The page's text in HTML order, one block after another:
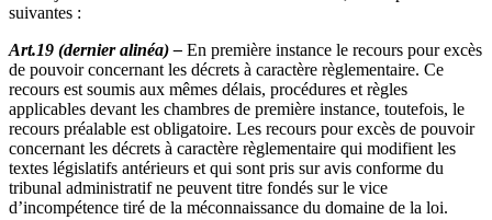
suivantes :
Art.19 (dernier alinéa) – En première instance le recours pour excès
de pouvoir concernant les décrets à caractère règlementaire. Ce
recours est soumis aux mêmes délais, procédures et règles
applicables devant les chambres de première instance, toutefois, le
recours préalable est obligatoire. Les recours pour excès de pouvoir
concernant les décrets à caractère règlementaire qui modifient les
textes législatifs antérieurs et qui sont pris sur avis conforme du
tribunal administratif ne peuvent titre fondés sur le vice
d’incompétence tiré de la méconnaissance du domaine de la loi.